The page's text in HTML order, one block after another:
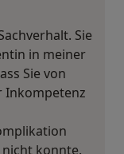
Sie
in meiner
Sie von
Inkompetenz
konnte.